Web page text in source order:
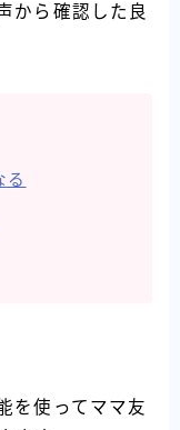
から確認した良
る
を使ってママ友